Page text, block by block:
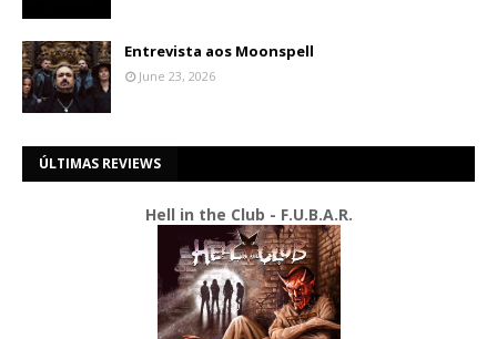
Entrevista aos Moonspell
June 23, 2026
ÚLTIMAS REVIEWS
Hell in the Club - F.U.B.A.R.